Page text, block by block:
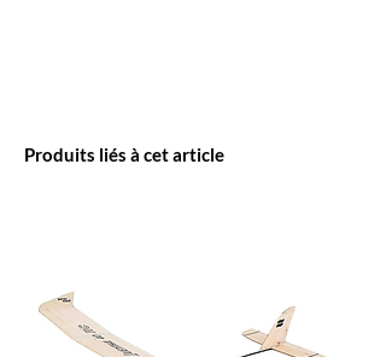
Produits liés à cet article